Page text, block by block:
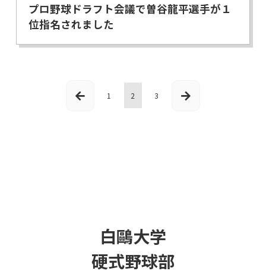
プロ野球ドラフト会議で曽谷龍平選手が１
位指名されました
1 2 3
白鷗大学
硬式野球部